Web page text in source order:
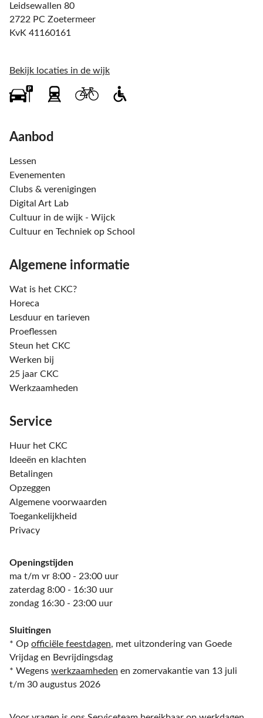
Leidsewallen 80
2722 PC Zoetermeer
KvK 41160161
Bekijk locaties in de wijk
Aanbod
Lessen
Evenementen
Clubs & verenigingen
Digital Art Lab
Cultuur in de wijk - Wijck
Cultuur en Techniek op School
Algemene informatie
Wat is het CKC?
Horeca
Lesduur en tarieven
Proeflessen
Steun het CKC
Werken bij
25 jaar CKC
Werkzaamheden
Service
Huur het CKC
Ideeën en klachten
Betalingen
Opzeggen
Algemene voorwaarden
Toegankelijkheid
Privacy
Openingstijden
ma t/m vr 8:00 - 23:00 uur
zaterdag 8:00 - 16:30 uur
zondag 16:30 - 23:00 uur
Sluitingen
* Op officiële feestdagen, met uitzondering van Goede
Vrijdag en Bevrijdingsdag
* Wegens werkzaamheden en zomervakantie van 13 juli
t/m 30 augustus 2026